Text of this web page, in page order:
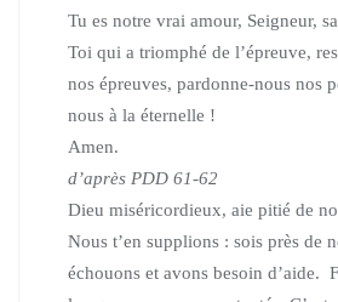
Tu es notre vrai amour, Seigneur,
Toi qui a triomphé de l’épreuve,
nos épreuves, pardonne-nous nos
nous à la éternelle !
Amen.
d’après PDD 61-62
Dieu miséricordieux, aie pitié de
Nous t’en supplions : sois près de
échouons et avons besoin d’aide.